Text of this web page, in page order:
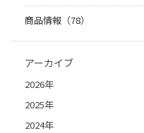
商品情報（78）
アーカイブ
2026年
2025年
2024年